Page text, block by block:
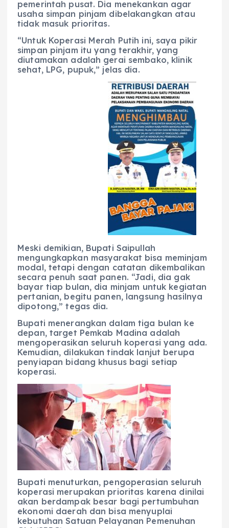
pemerintah pusat. Dia menekankan agar
usaha simpan pinjam dibelakangkan atau
tidak masuk prioritas.
“Untuk Koperasi Merah Putih ini, saya pikir
simpan pinjam itu yang terakhir, yang
diutamakan adalah gerai sembako, klinik
sehat, LPG, pupuk,” jelas dia.
Meski demikian, Bupati Saipullah
mengungkapkan masyarakat bisa meminjam
modal, tetapi dengan catatan dikembalikan
secara penuh saat panen. “Jadi, dia gak
bayar tiap bulan, dia minjam untuk kegiatan
pertanian, begitu panen, langsung hasilnya
dipotong,” tegas dia.
Bupati menerangkan dalam tiga bulan ke
depan, target Pemkab Madina adalah
mengoperasikan seluruh koperasi yang ada.
Kemudian, dilakukan tindak lanjut berupa
penyiapan bidang khusus bagi setiap
koperasi.
Bupati menuturkan, pengoperasian seluruh
koperasi merupakan prioritas karena dinilai
akan berdampak besar bagi pertumbuhan
ekonomi daerah dan bisa menyuplai
kebutuhan Satuan Pelayanan Pemenuhan